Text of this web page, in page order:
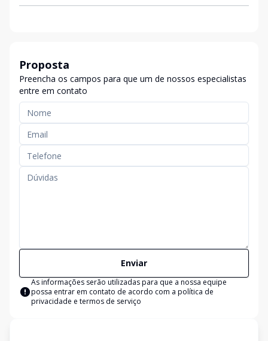
Proposta
Preencha os campos para que um de nossos especialistas
entre em contato
Enviar
As informações serão utilizadas para que a nossa equipe
possa entrar em contato de acordo com a política de
privacidade e termos de serviço